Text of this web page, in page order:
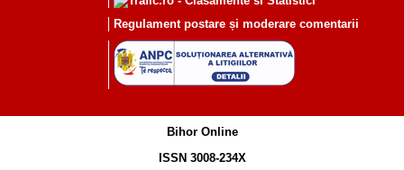
Regulament postare și moderare comentarii
Bihor Online
ISSN 3008-234X